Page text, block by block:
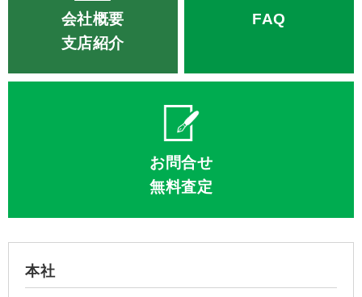
会社概要
支店紹介
FAQ
お問合せ
無料査定
本社